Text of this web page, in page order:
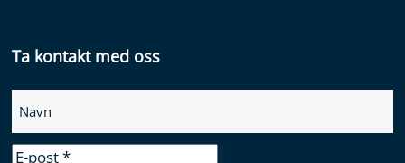
Ta kontakt med oss